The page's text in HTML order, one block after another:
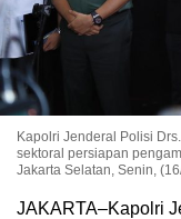
Kapolri Jenderal Polisi
sektoral persiapan
Jakarta Selatan, Senin,
JAKARTA–Kapolri